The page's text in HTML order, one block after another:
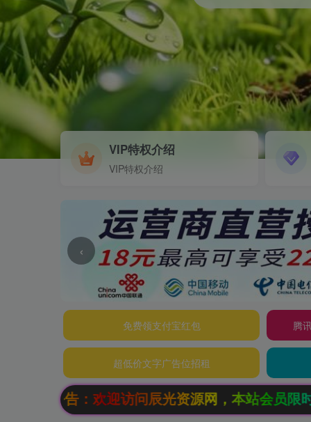
VIP特权介绍
VIP特权介绍
‹
免费领支付宝红包 腾
超低价文字广告位招租
辰光资源网，本站会员限时特惠，SVIP终生会